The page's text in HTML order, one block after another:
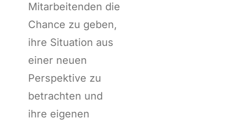
Mitarbeitenden die
Chance zu geben,
ihre Situation aus
einer neuen
Perspektive zu
betrachten und
ihre eigenen